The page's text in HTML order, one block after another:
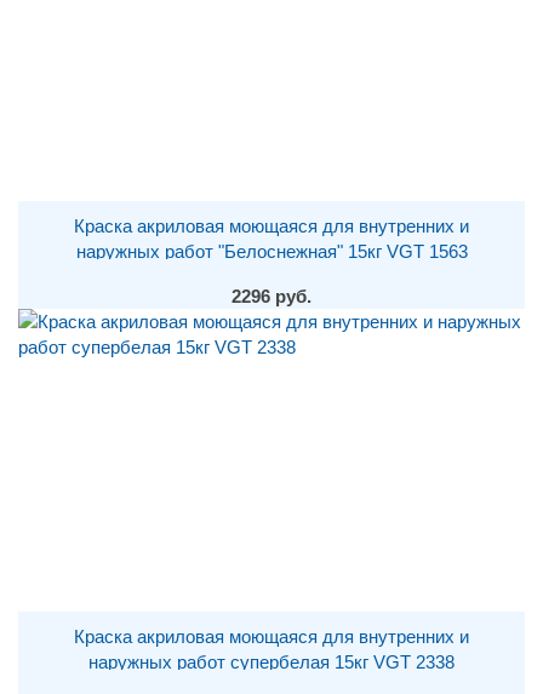
Краска акриловая моющаяся для внутренних и
наружных работ "Белоснежная" 15кг VGT 1563
2296 руб.
Краска акриловая моющаяся для внутренних и
наружных работ супербелая 15кг VGT 2338